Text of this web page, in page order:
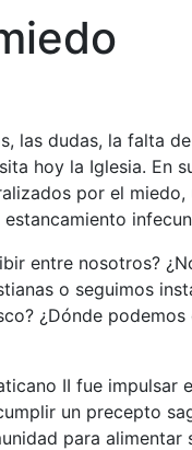
las dudas, la falta
hoy la Iglesia. En
por el
entre nosotros?
o seguimos
¿Dónde
II fue impulsar
un precepto
para alimentar